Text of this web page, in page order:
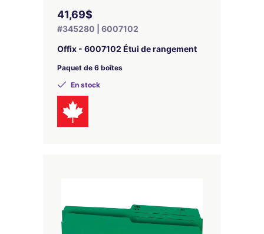
41,69$
#345280 | 6007102
Offix - 6007102 Étui de rangement
Paquet de 6 boîtes
En stock